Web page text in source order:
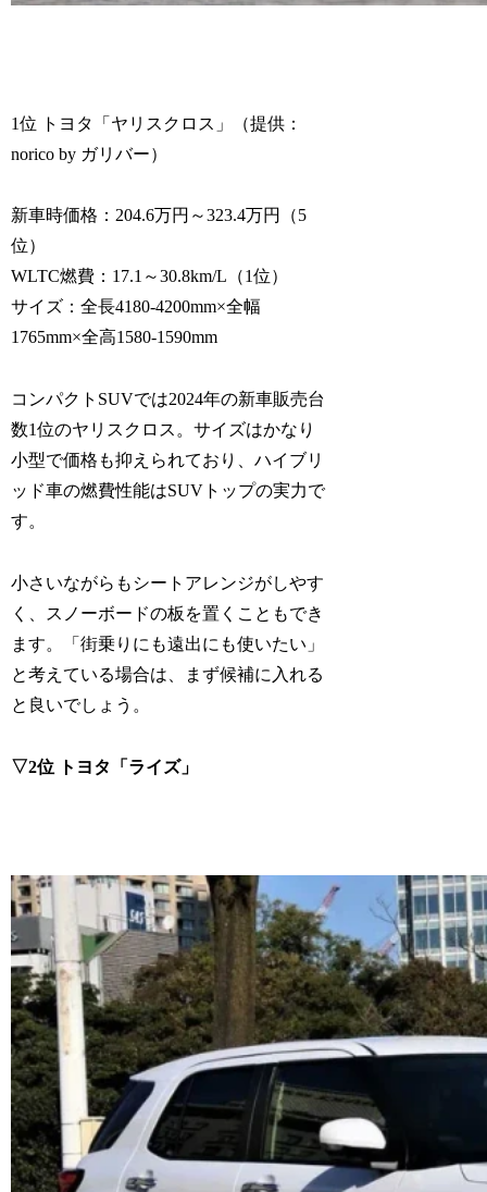
1位 トヨタ「ヤリスクロス」（提供：
norico by ガリバー）
新車時価格：204.6万円～323.4万円（5
位）
WLTC燃費：17.1～30.8km/L（1位）
サイズ：全長4180-4200mm×全幅
1765mm×全高1580-1590mm
コンパクトSUVでは2024年の新車販売台
数1位のヤリスクロス。サイズはかなり
小型で価格も抑えられており、ハイブリ
ッド車の燃費性能はSUVトップの実力で
す。
小さいながらもシートアレンジがしやす
く、スノーボードの板を置くこともでき
ます。「街乗りにも遠出にも使いたい」
と考えている場合は、まず候補に入れる
と良いでしょう。
▽2位 トヨタ「ライズ」